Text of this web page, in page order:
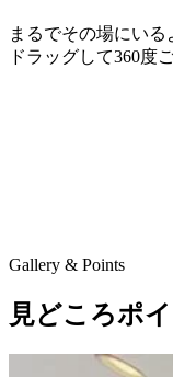
まるでその場にいる
ドラッグして360度
Gallery & Points
見どころポ